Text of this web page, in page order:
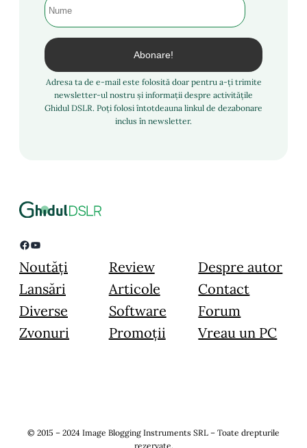
Adresa ta de e-mail este folosită doar pentru a-ți trimite
newsletter-ul nostru și informații despre activitățile
Ghidul DSLR. Poți folosi întotdeauna linkul de dezabonare
inclus în newsletter.
Facebook YouTube
Noutăți
Lansări
Diverse
Zvonuri
Review
Articole
Software
Promoții
Despre autor
Contact
Forum
Vreau un PC
© 2015 – 2024 Image Blogging Instruments SRL – Toate drepturile
rezervate.